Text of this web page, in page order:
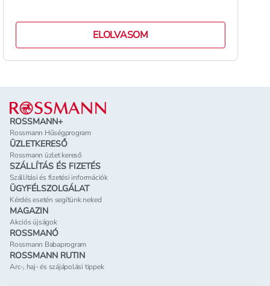
ELOLVASOM
Lábléc
ROSSMANN+
Rossmann Hűségprogram
ÜZLETKERESŐ
Rossmann üzlet kereső
SZÁLLÍTÁS ÉS FIZETÉS
Szállítási és fizetési információk
ÜGYFÉLSZOLGÁLAT
Kérdés esetén segítünk neked
MAGAZIN
Akciós újságok
ROSSMANÓ
Rossmann Babaprogram
ROSSMANN RUTIN
Arc-, haj- és szájápolási tippek